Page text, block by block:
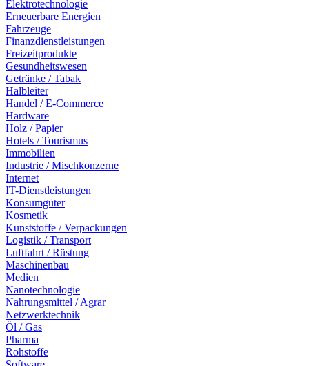
Elektrotechnologie
Erneuerbare Energien
Fahrzeuge
Finanzdienstleistungen
Freizeitprodukte
Gesundheitswesen
Getränke / Tabak
Halbleiter
Handel / E-Commerce
Hardware
Holz / Papier
Hotels / Tourismus
Immobilien
Industrie / Mischkonzerne
Internet
IT-Dienstleistungen
Konsumgüter
Kosmetik
Kunststoffe / Verpackungen
Logistik / Transport
Luftfahrt / Rüstung
Maschinenbau
Medien
Nanotechnologie
Nahrungsmittel / Agrar
Netzwerktechnik
Öl / Gas
Pharma
Rohstoffe